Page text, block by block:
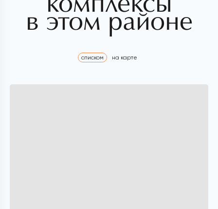
в этом районе
списком на карте